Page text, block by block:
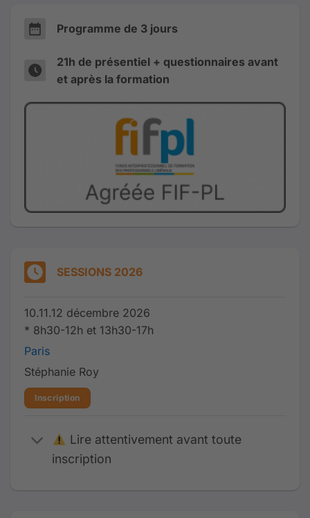
Programme de 3 jours
21h de présentiel + questionnaires avant
et après la formation
SESSIONS 2026
10.11.12 décembre 2026
* 8h30-12h et 13h30-17h
Paris
Stéphanie Roy
Inscription
Lire attentivement avant toute
inscription